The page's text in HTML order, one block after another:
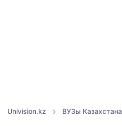
Univision.kz ВУЗы Казахстана